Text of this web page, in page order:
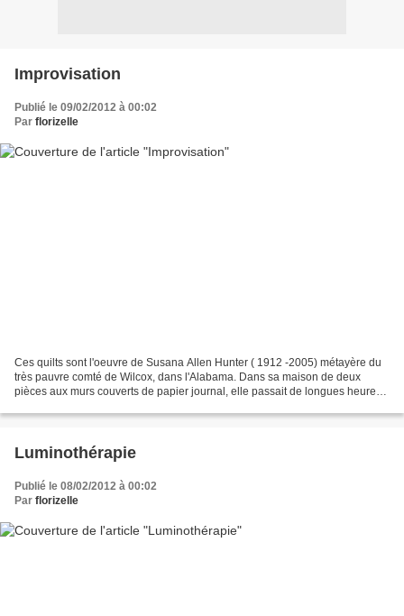
Improvisation
Publié le 09/02/2012 à 00:02
Par florizelle
Ces quilts sont l'oeuvre de Susana Allen Hunter ( 1912 -2005) métayère du
très pauvre comté de Wilcox, dans l'Alabama. Dans sa maison de deux
pièces aux murs couverts de papier journal, elle passait de longues heures
Luminothérapie
Publié le 08/02/2012 à 00:02
Par florizelle